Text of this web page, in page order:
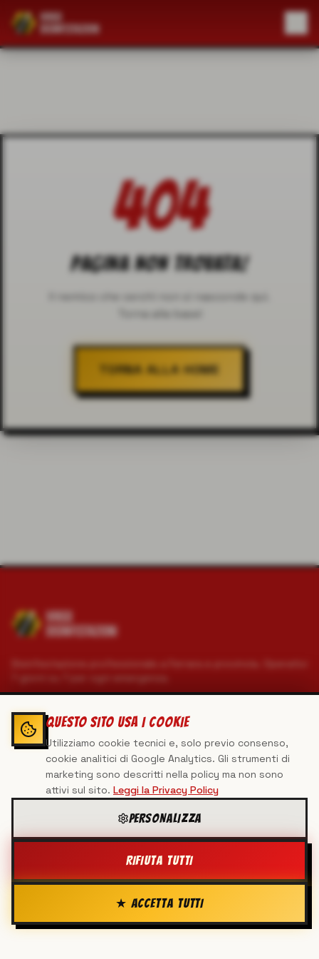
404
PAGINA NON TROVATA!
Il nemico che cerchi non si nasconde qui.
Torna alla base!
TORNA ALLA HOME
MAPPA DEL QUARTIER GENERALE
Home
Mappa sito
Contatti
Privacy & Cookie Policy
🔒 Area Admin
CONTATTACI
info@virgodisinfestazioni.it
QUESTO SITO USA I COOKIE
Utilizziamo cookie tecnici e, solo previo consenso,
cookie analitici di Google Analytics. Gli strumenti di
marketing sono descritti nella policy ma non sono
attivi sul sito. Leggi la Privacy Policy
PERSONALIZZA
RIFIUTA TUTTI
★ ACCETTA TUTTI